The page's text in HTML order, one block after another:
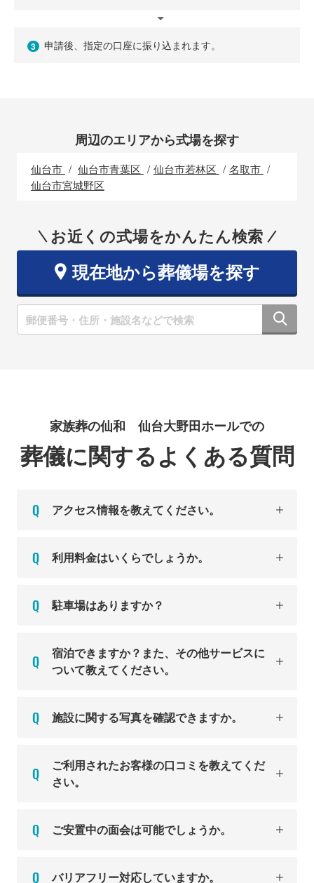
3 申請後、指定の口座に振り込まれます。
周辺のエリアから式場を探す
仙台市 仙台市青葉区 仙台市若林区
名取市
仙台市宮城野区
お近くの式場をかんたん検索
現在地から葬儀場を探す
家族葬の仙和 仙台大野田ホールでの
葬儀に関するよくある質問
アクセス情報を教えてください。
利用料金はいくらでしょうか。
駐車場はありますか？
宿泊できますか？また、その他サービスに
ついて教えてください。
施設に関する写真を確認できますか。
ご利用されたお客様の口コミを教えてくだ
さい。
ご安置中の面会は可能でしょうか。
バリアフリー対応していますか。